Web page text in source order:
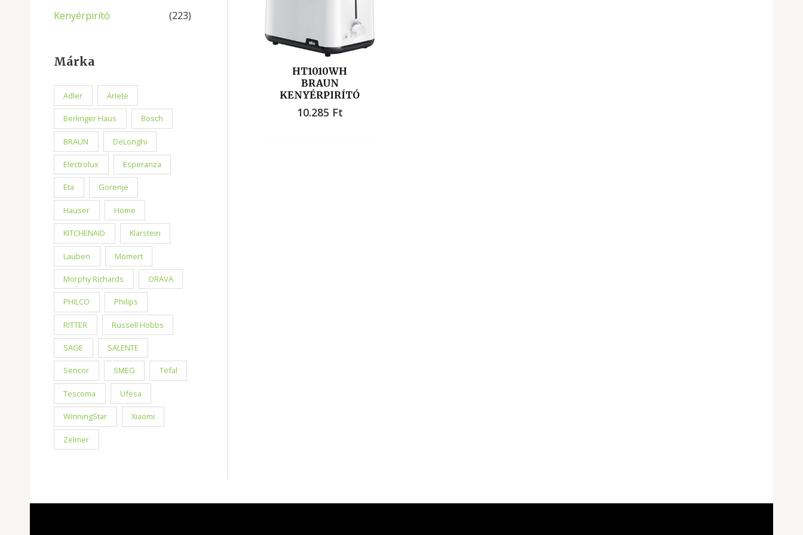
Kenyérpirító (223)
Márka
Adler Ariete
Berlinger Haus Bosch
BRAUN DeLonghi
Electrolux Esperanza
Eta Gorenje
Hauser Home
KITCHENAID Klarstein
Lauben Momert
Morphy Richards ORAVA
PHILCO Philips
RITTER Russell Hobbs
SAGE SALENTE
Sencor SMEG Tefal
Tescoma Ufesa
WinningStar Xiaomi
Zelmer
HT1010WH
BRAUN
KENYÉRPIRÍTÓ
10.285 Ft